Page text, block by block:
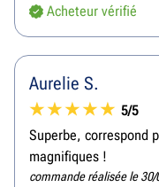
Acheteur vérifié
Aurelie S.
5/5
Superbe, correspond
magnifiques !
commande réalisée le 30/